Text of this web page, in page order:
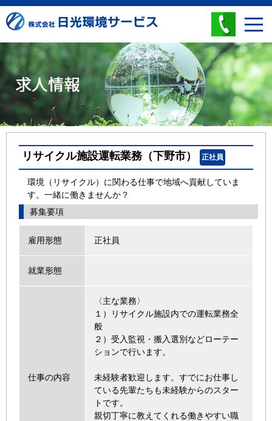
株式会社日光環境サービス
0285-
リサイクル施設運転業務（下野市） 正社員
環境（リサイクル）に関わる仕事で地域へ貢献していま
す。一緒に働きませんか？
募集要項
雇用形態 正社員
就業形態
仕事の内容
〈主な業務〉
１）リサイクル施設内での運転業務全
般
２）受入監視・搬入選別などローテー
ションで行います。
未経験者歓迎します。すでにお仕事し
ている先輩たちも未経験からのスター
トです。
親切丁寧に教えてくれる働きやすい職